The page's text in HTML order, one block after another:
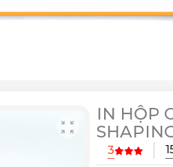
IN HỘP
3